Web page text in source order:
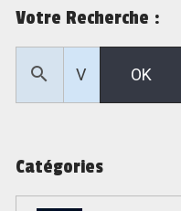
Votre Recherche :
OK
Catégories